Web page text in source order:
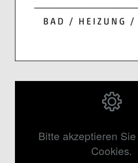
Bitte akzeptieren
Cookies.